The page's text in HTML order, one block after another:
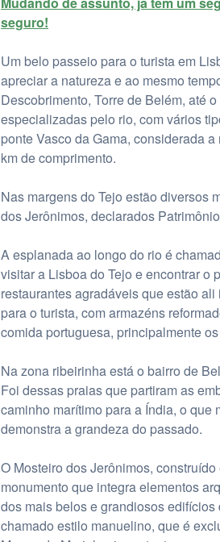
seguro!
Um belo passeio para o turista em
apreciar a natureza e ao mesmo
Descobrimento, Torre de Belém, até
especializadas pelo rio, com vários
ponte Vasco da Gama, considerada
km de comprimento.
Nas margens do Tejo estão diversos
dos Jerônimos, declarados
A esplanada ao longo do rio é
visitar a Lisboa do Tejo e encontrar o
restaurantes agradáveis que estão
para o turista, com armazéns
comida portuguesa, principalmente
Na zona ribeirinha está o bairro de
Foi dessas praias que partiram as
caminho marítimo para a Índia, o
demonstra a grandeza do passado.
O Mosteiro dos Jerônimos,
monumento que integra elementos
dos mais belos e grandiosos
chamado estilo manuelino, que é